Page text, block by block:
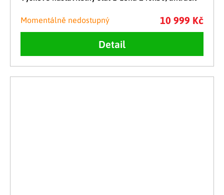
Momentálně nedostupný 10 999 Kč
Detail